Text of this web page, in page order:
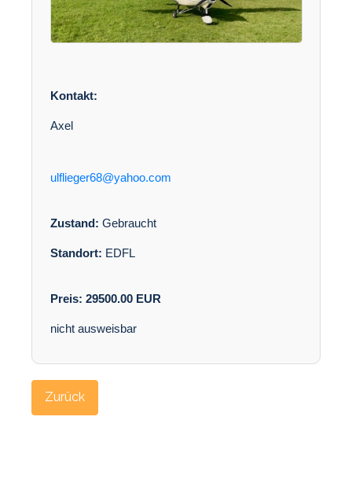
Kontakt:
Axel
ulflieger68@yahoo.com
Zustand: Gebraucht
Standort: EDFL
Preis: 29500.00EUR
nicht ausweisbar
Zurück